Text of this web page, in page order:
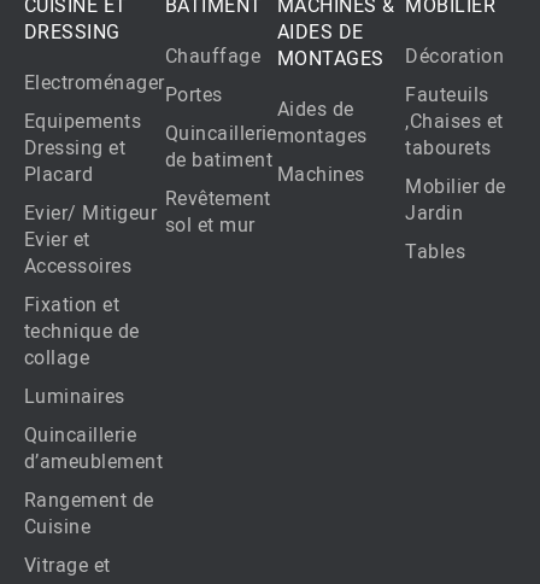
DRESSING
Electroménager
Equipements
Dressing et
Placard
Evier/ Mitigeur
Evier et
Accessoires
Fixation et
technique de
collage
Luminaires
Quincaillerie
d’ameublement
Rangement de
Cuisine
Vitrage et
Chauffage
Portes
Quincaillerie
de batiment
Revêtement
sol et mur
AIDES DE
MONTAGES
Aides de
montages
Machines
Décoration
Fauteuils
,Chaises et
tabourets
Mobilier de
Jardin
Tables